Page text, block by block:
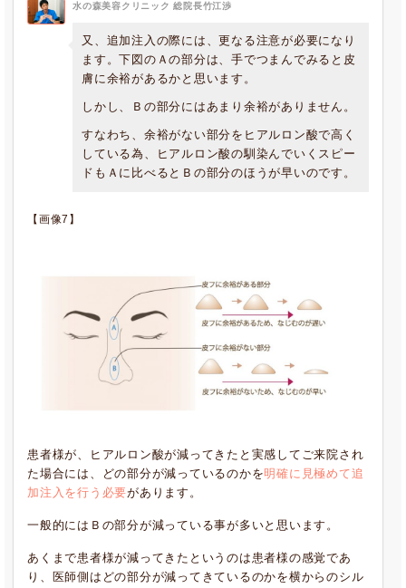
水の森美容クリニック 総院長竹江渉
又、追加注入の際には、更なる注意が必要になり
ます。下図のＡの部分は、手でつまんでみると皮
膚に余裕があるかと思います。
しかし、Ｂの部分にはあまり余裕がありません。
すなわち、余裕がない部分をヒアルロン酸で高く
している為、ヒアルロン酸の馴染んでいくスピー
ドもＡに比べるとＢの部分のほうが早いのです。
【画像7】
患者様が、ヒアルロン酸が減ってきたと実感してご来院され
た場合には、どの部分が減っているのかを明確に見極めて追
加注入を行う必要があります。
一般的にはＢの部分が減っている事が多いと思います。
あくまで患者様が減ってきたというのは患者様の感覚であ
り、医師側はどの部分が減ってきているのかを横からのシル